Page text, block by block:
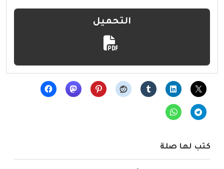
التحميل
كتب لها صلة